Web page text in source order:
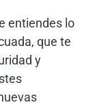
entiendes lo
que te
y